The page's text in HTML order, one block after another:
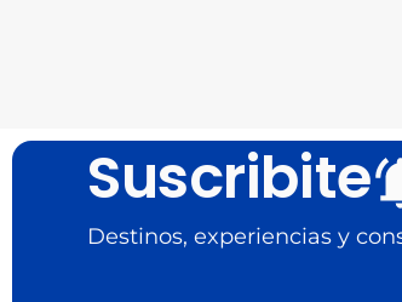
Suscribite
Destinos, experiencias y